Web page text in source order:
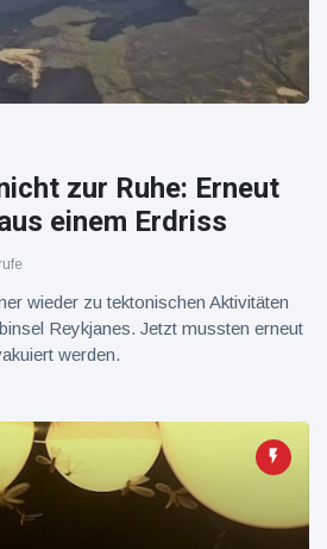
zur Ruhe: Erneut
einem Erdriss
wieder zu tektonischen Aktivitäten
Reykjanes. Jetzt mussten erneut
werden.